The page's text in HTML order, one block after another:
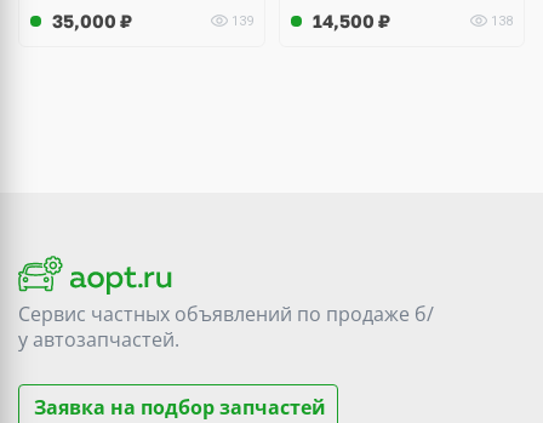
35,000 ₽ 139 14,500 ₽ 138
Сервис частных объявлений по продаже б/
уавтозапчастей.
Заявка на подбор запчастей